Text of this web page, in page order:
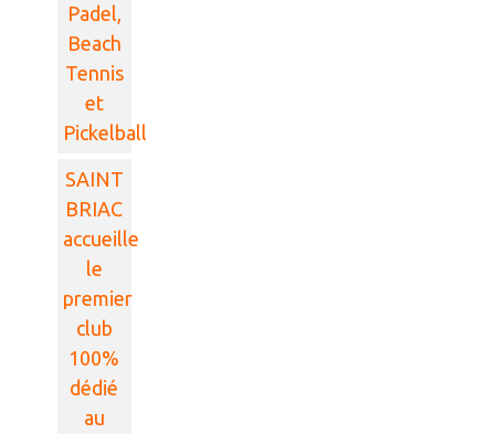
Padel,
Beach
Tennis
et
Pickelball
SAINT
BRIAC
accueille
le
premier
club
100%
dédié
au